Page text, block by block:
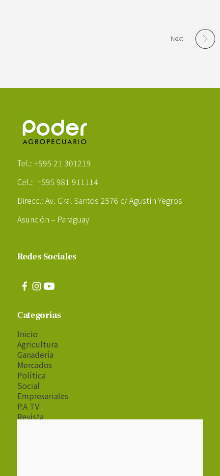
Next
Tel.: +595 21 301219
Cel.: +595 981 911114
Direcc.: Av. Gral Santos 2576 c/ Agustín Yegros
Asunción – Paraguay
Redes Sociales
Categorías
Inicio
Agricultura
Ganadería
Mercados
Política
Social
Empresariales
P.A TV
Revista